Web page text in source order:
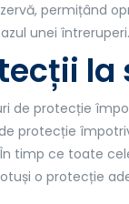
permițând
unei
de protecție
protecție
În timp ce toate
o protecție